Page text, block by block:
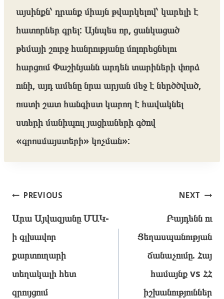
այսինքն՝ դրանք միայն թվարկելով՝ կարելի է
հատորներ գրել: Այնպես որ, ցանկացած
թեմայի շուրջ հանրությանը մոլորեցնելու
հարցում Փաշինյանն արդեն տարիների փորձ
ունի, այդ ամենը նրա արյան մեջ է ներծծված,
ուստի շատ հանգիստ կարող է հավակնել
ստերի մանիպուլ յացիաների գծով
«գրոսմայստերի» կոչման»:
Post
PREVIOUS
Արա Այվազյանը ՄԱԿ-
ի գլխավոր
քարտուղարի
տեղակալի հետ
զրույցում
NEXT
Բայդենն ու
Ցեղասպանության
ճանաչումը. Հայ
համայնք vs ՀՀ
իշխանություններ